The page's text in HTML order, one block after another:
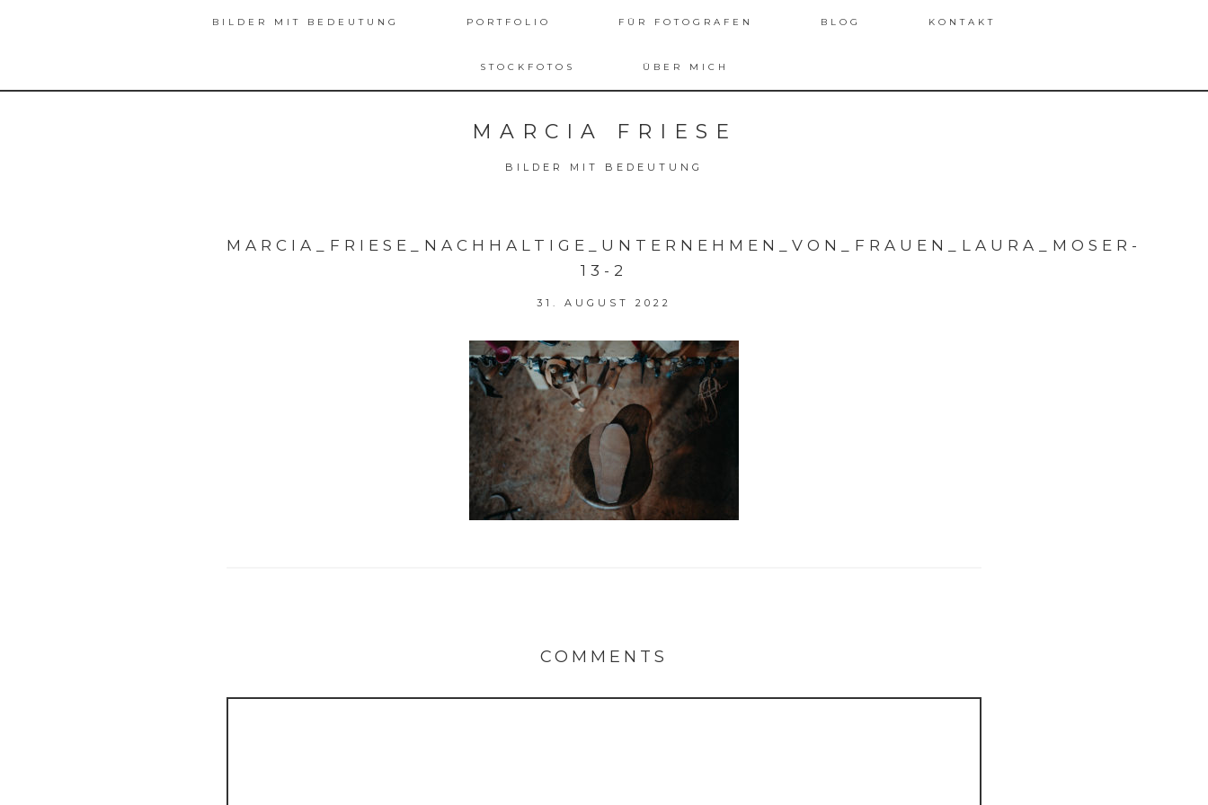
BILDER MIT BEDEUTUNG PORTFOLIO FÜR FOTOGRAFEN BLOG KONTAKT
STOCKFOTOS ÜBER MICH
MARCIA FRIESE
BILDER MIT BEDEUTUNG
MARCIA_FRIESE_NACHHALTIGE_UNTERNEHMEN_VON_FRAUEN_LAURA_MOSER-
13-2
31. AUGUST 2022
COMMENTS